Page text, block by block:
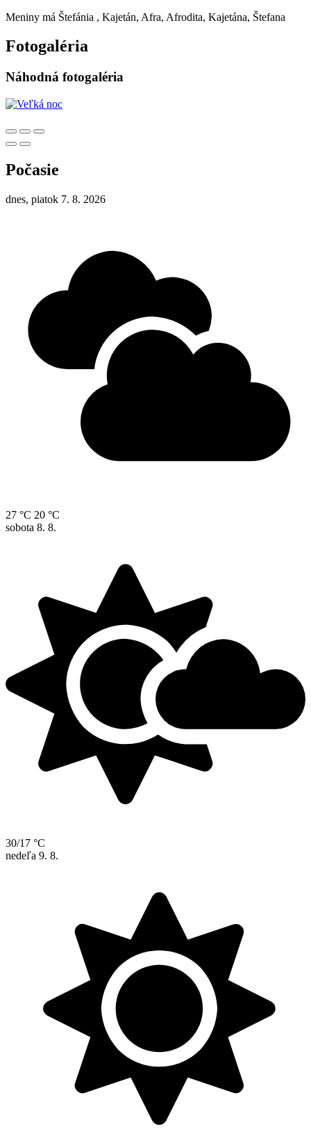
Meniny má Štefánia , Kajetán, Afra, Afrodita, Kajetána, Štefana
Fotogaléria
Náhodná fotogaléria
Počasie
dnes, piatok 7. 8. 2026
27 °C 20 °C
sobota 8. 8.
30/17 °C
nedeľa 9. 8.